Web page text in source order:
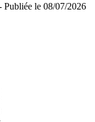
Publiée le 08/07/2026